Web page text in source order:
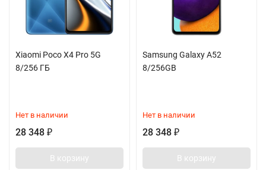
Xiaomi Poco X4 Pro 5G
8/256 ГБ
Нет в наличии
28 348 ₽
В корзину
Samsung Galaxy A52
8/256GB
Нет в наличии
28 348 ₽
В корзину